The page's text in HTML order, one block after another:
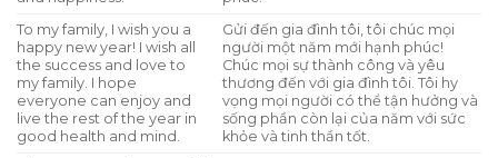
To my family, I wish you a
happy new year! I wish all
the success and love to
my family. I hope
everyone can enjoy and
live the rest of the year in
good health and mind.
Gửi đến gia đình tôi, tôi chúc mọi
người một năm mới hạnh phúc!
Chúc mọi sự thành công và yêu
thương đến với gia đình tôi. Tôi hy
vọng mọi người có thể tận hưởng và
sống phần còn lại của năm với sức
khỏe và tinh thần tốt.